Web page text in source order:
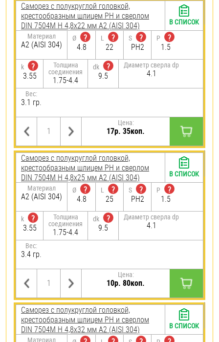
Саморез с полукруглой головкой,
крестообразным шлицем PH и сверлом
DIN 7504M H 4,8х22 мм А2 (AISI 304)
Материал
А2 (AISI 304)
Ø
?
4.8
L
?
22
S
?
PH2
P
?
1.5
k
?
3.55
Толщина
соединения
1.75-4.4
dk
?
9.5
Диаметр сверла dp
4.1
Вес:
3.1 гр.
Цена:
17р. 35коп.
В СПИСОК
Саморез с полукруглой головкой,
крестообразным шлицем PH и сверлом
DIN 7504M H 4,8х25 мм А2 (AISI 304)
Материал
А2 (AISI 304)
Ø
?
4.8
L
?
25
S
?
PH2
P
?
1.5
k
?
3.55
Толщина
соединения
1.75-4.4
dk
?
9.5
Диаметр сверла dp
4.1
Вес:
3.4 гр.
Цена:
10р. 80коп.
В СПИСОК
Саморез с полукруглой головкой,
крестообразным шлицем PH и сверлом
DIN 7504M H 4,8х32 мм А2 (AISI 304)
Материал
В СПИСОК